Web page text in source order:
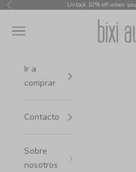
Ir al contenido
Anterior Unlock 10% off when
bixi
Menú
Ir a
comprar
Contacto
Sobre
nosotros